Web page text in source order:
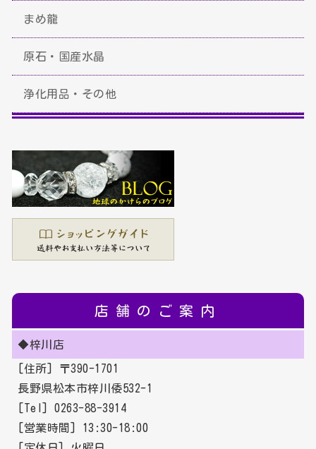
まめ龍
原石・国産水晶
浄化用品・その他
店舗のご案内
◆梓川店
[住所] 〒390-1701
長野県松本市梓川倭532-1
[Tel] 0263-88-3914
[営業時間] 13:30-18:00